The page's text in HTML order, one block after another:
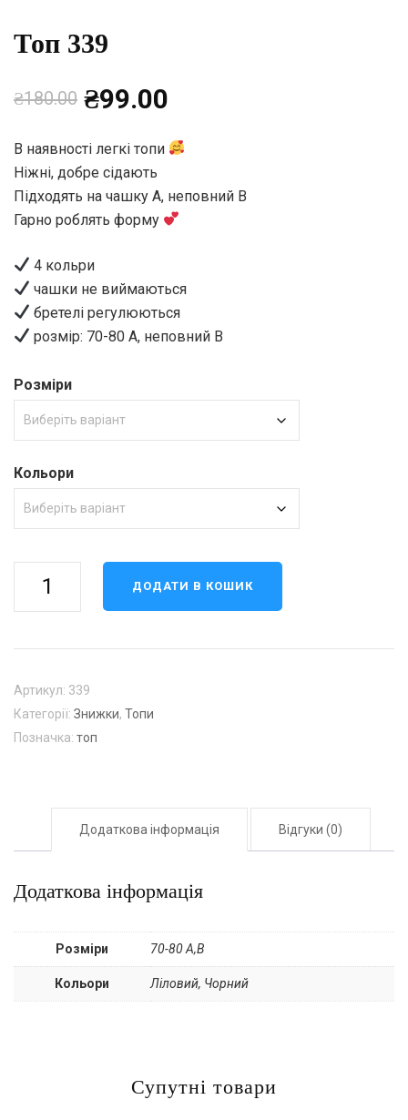
Топ 339
₴180.00 Оригінальна
ціна:
₴180.00.
₴99.00
ціна:
В наявності легкі топи
Ніжні, добре сідають
Підходять на чашку А, неповний В
Гарно роблять форму
4 кольри
чашки не виймаються
бретелі регулюються
розмір: 70-80 А, неповний В
Розміри
Кольори
ДОДАТИ В КОШИК
Артикул: 339
Категорії: Знижки, Топи
Позначка: топ
Додаткова інформація Відгуки (0)
Додаткова інформація
Розміри 70-80 А,В
Кольори Ліловий, Чорний
Супутні товари